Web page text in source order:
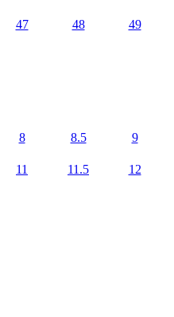
47 48 49
8 8.5 9
11 11.5 12